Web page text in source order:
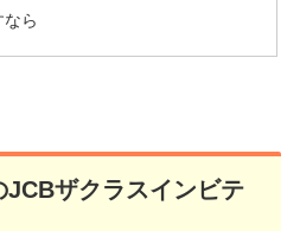
ら
JCBザクラスインビテ